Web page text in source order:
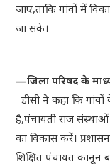
जाए,ताकि गांवों में
जा सके।
—जिला परिषद के
डीसी ने कहा कि
है,पंचायती राज
का विकास करें।
शिक्षित पंचायत कानून